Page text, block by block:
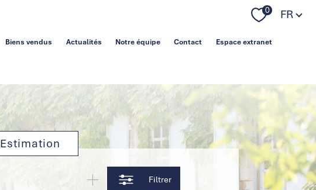
0 Langue
FR
Biens vendus Actualités Notre équipe Contact Espace extranet
Estimation
Filtrer